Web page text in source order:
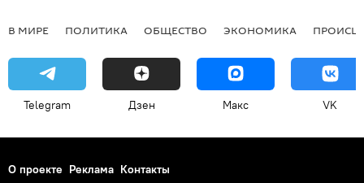
В МИРЕ ПОЛИТИКА ОБЩЕСТВО ЭКОНОМИКА
Telegram Дзен Макс VK
О проекте Реклама Контакты